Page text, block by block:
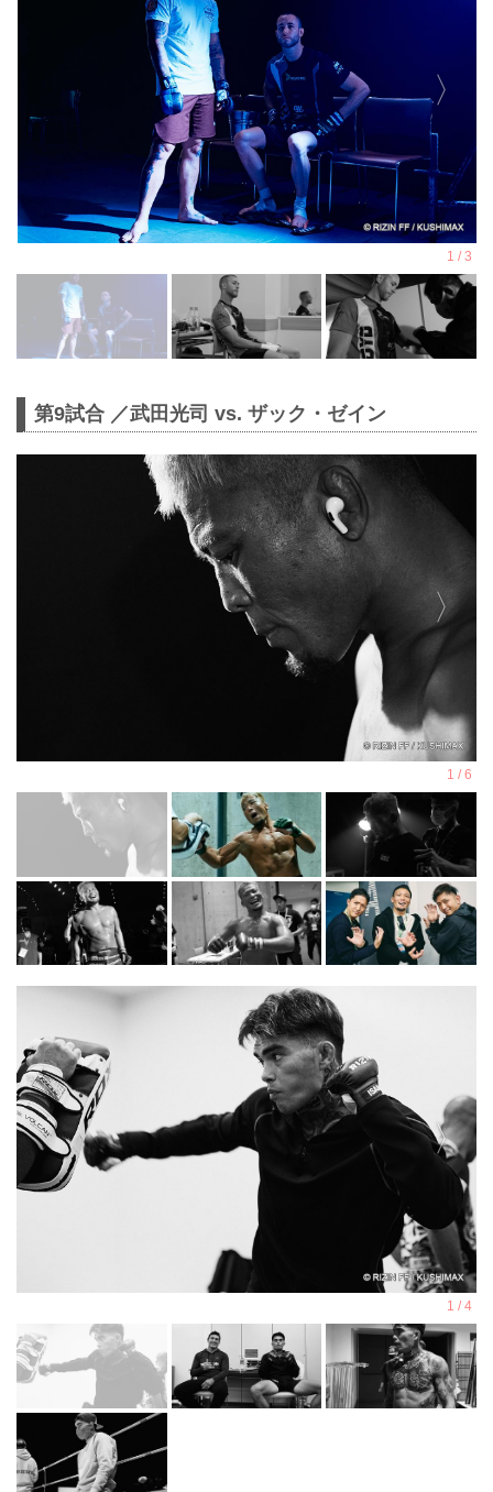
第9試合 ／武田光司 vs. ザック・ゼイン